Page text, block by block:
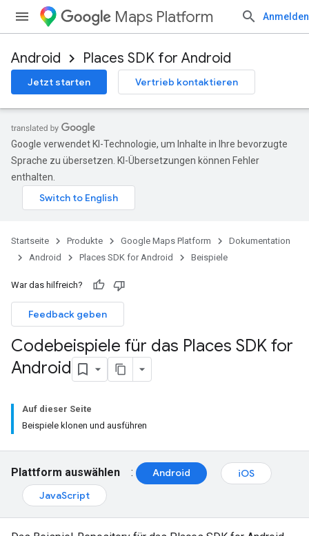
Maps Platform Anmelden
Android Places SDK for Android
Jetzt starten Vertrieb kontaktieren
Google verwendet KI-Technologie, um Inhalte in Ihre bevorzugte
Sprache zu übersetzen. KI-Übersetzungen können Fehler
enthalten.
Startseite Produkte Google Maps Platform
Dokumentation
Android
Places SDK for Android Beispiele
War das hilfreich?
Feedback geben
Codebeispiele für das Places SDK for
Android
Auf dieser Seite
Beispiele klonen und ausführen
Plattform auswählen : Android
iOS
JavaScript